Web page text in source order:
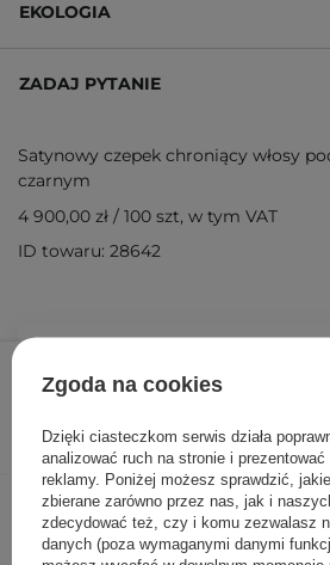
EKOLOGIA
ZADAJ PYTANIE
Satynowy czepek chroniący włosy
czarnym
4 900,00 zł / 100 szt, w tym VAT
ID towaru: 28642
Inni klienci
Zgoda na cookies
Dzięki ciasteczkom serwis działa
analizować ruch na stronie i
reklamy. Poniżej możesz sprawdzić,
zbierane zarówno przez nas, jak i
zdecydować też, czy i komu zezwalasz
danych (poza wymaganymi danymi